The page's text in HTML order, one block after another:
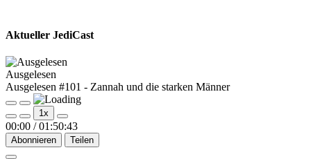
Aktueller JediCast
Ausgelesen
Ausgelesen #101 - Zannah und die starken Männer
Play
Episode
Pause
Episode
1x
00:00 / 01:50:43
Abonnieren Teilen